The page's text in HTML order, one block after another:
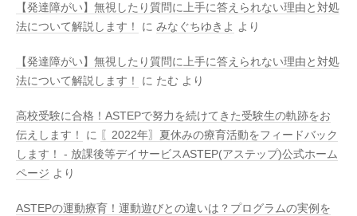
【発達障がい】無視したり質問に上手に答えられない理由と対処
法について解説します！
に みなぐちゆきよ より
【発達障がい】無視したり質問に上手に答えられない理由と対処
法について解説します！
に たむ より
高校受験に合格！ASTEPで努力を続けてきた受験生の軌跡をお
伝えします！
に 〖2022年〗夏休みの療育活動をフィードバック
します！ - 放課後等デイサービスASTEP(アステップ)公式ホーム
ページ より
ASTEPの運動療育！運動遊びとの違いは？プログラムの実例を